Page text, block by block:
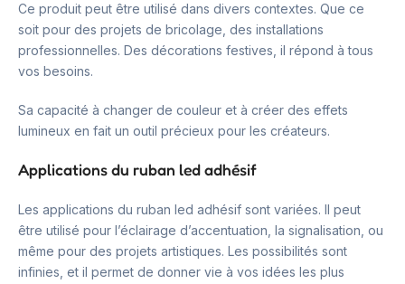
Ce produit peut être utilisé dans divers contextes. Que ce
soit pour des projets de bricolage, des installations
professionnelles. Des décorations festives, il répond à tous
vos besoins.
Sa capacité à changer de couleur et à créer des effets
lumineux en fait un outil précieux pour les créateurs.
Applications du ruban led adhésif
Les applications du ruban led adhésif sont variées. Il peut
être utilisé pour l’éclairage d’accentuation, la signalisation, ou
même pour des projets artistiques. Les possibilités sont
infinies, et il permet de donner vie à vos idées les plus